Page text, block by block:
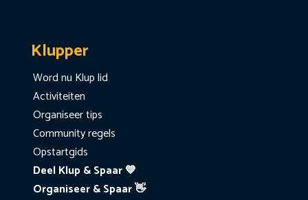
Klupper
Word nu Klup lid
Activiteiten
Organiseer tips
Community regels
Opstartgids
Deel Klup & Spaar 💙
Organiseer & Spaar 👋